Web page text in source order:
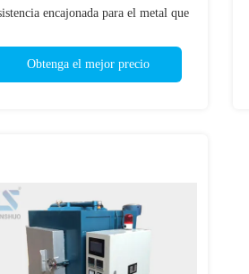
encajonada para el metal que
Obtenga el mejor precio